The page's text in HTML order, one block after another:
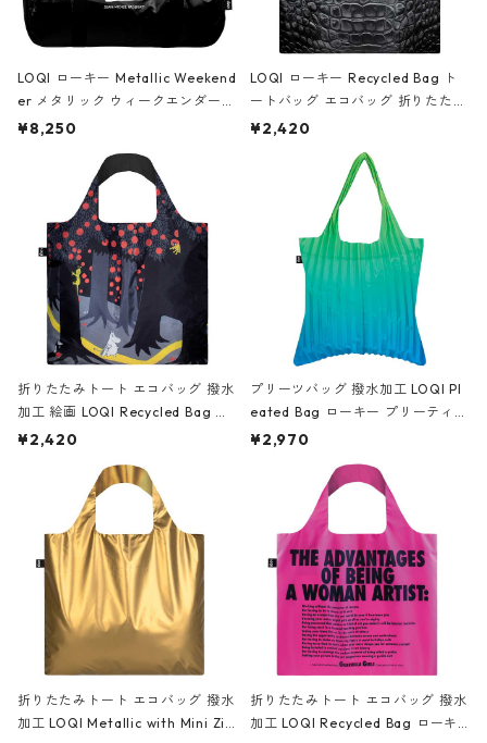
LOQI ローキー Metallic Weekend
er メタリック ウィークエンダー
ボストンバッグ ショルダーバッグ
Black ジャン=ミッシェル・バスキ
ア/クラウン ブラック
¥8,250
LOQI ローキー Recycled Bag ト
ートバッグ エコバッグ 折りたたみ
大きめ 撥水加工 収納ポーチ CRO
¥2,420
折りたたみトート エコバッグ 撥水
加工 絵画 LOQI Recycled Bag ロ
ーキー 大きめ トートバッグ MOO
¥2,420
プリーツバッグ 撥水加工 LOQI Pl
eated Bag ローキー プリーティッ
ド トートバッグ レインボーグリー
¥2,970
折りたたみトート エコバッグ 撥水
加工 LOQI Metallic with Mini Zip
折りたたみトート エコバッグ 撥水
加工 LOQI Recycled Bag ローキ